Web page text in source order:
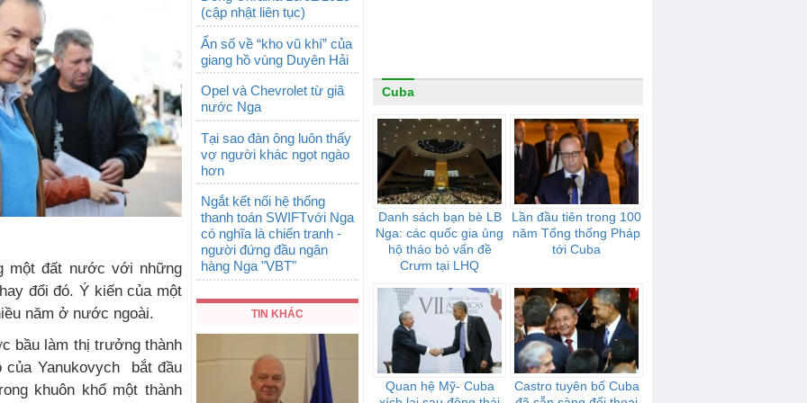
một đất nước với những
đổi đó. Ý kiến của một
năm ở nước ngoài.
bầu làm thị trưởng thành
Yanukovych bắt đầu
khuôn khổ một thành
(cập nhật liên tục)
Ẩn số về “kho vũ khí” của
giang hồ vùng Duyên Hải
Opel và Chevrolet từ giã
nước Nga
Tại sao đàn ông luôn thấy
vợ người khác ngọt ngào
hơn
Ngắt kết nối hệ thống
thanh toán SWIFTvới Nga
có nghĩa là chiến tranh -
người đứng đầu ngân
hàng Nga "VBT"
TIN KHÁC
Cuba
Danh sách bạn bè LB
Nga: các quốc gia ủng
hộ tháo bỏ vấn đề
Crưm tại LHQ
Lần đầu tiên trong 100
năm Tổng thống Pháp
tới Cuba
Quan hệ Mỹ- Cuba
Castro tuyên bố Cuba